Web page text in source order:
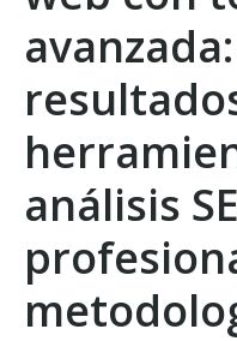
análisis